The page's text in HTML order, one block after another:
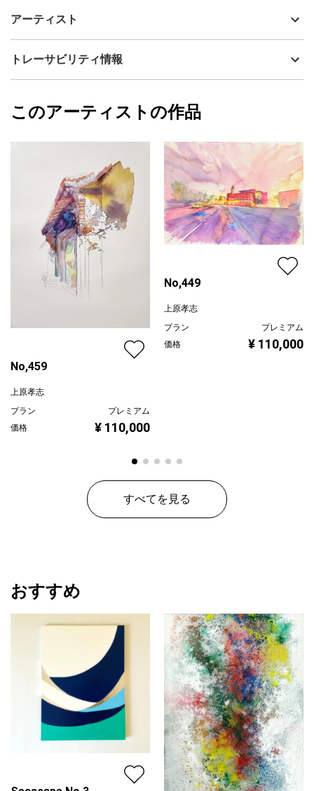
制作年
技法
水彩
カラー
赤
ピンク
動物・生き物
二週間以内
有出来る品物があります。
①結婚②再婚？③新築④会社設立⑤出産
手書きの水彩画で記念日にこれから数十年間生涯に渡りあの時の
アーティスト
上原孝志
フォローする
トレーサビリティ情報
上原孝志
このアーティストの作品
No,459
上原孝志
プラン
プレミアム
価格
¥ 110,000
No,449
上原孝志
プラン
プレミアム
価格
¥ 110,000
すべてを見る
おすすめ